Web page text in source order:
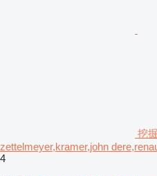
挖
zettelmeyer,kramer,john
4